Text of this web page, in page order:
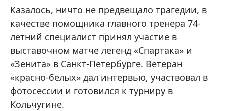
Казалось, ничто не предвещало трагедии, в
качестве помощника главного тренера 74-
летний специалист принял участие в
выставочном матче легенд «Спартака» и
«Зенита» в Санкт-Петербурге. Ветеран
«красно-белых» дал интервью, участвовал в
фотосессии и готовился к турниру в
Кольчугине.